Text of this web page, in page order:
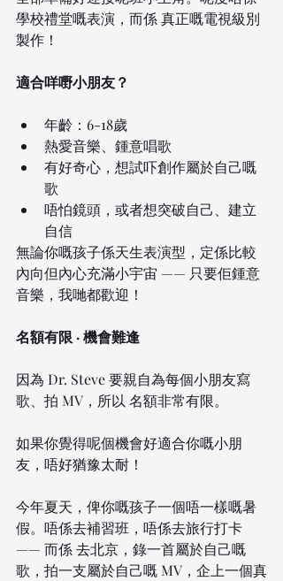
學校禮堂嘅表演，而係 真正嘅電視級別
製作！
適合咩嘢小朋友？
年齡：6-18歲
熱愛音樂、鍾意唱歌
有好奇心，想試吓創作屬於自己嘅
歌
唔怕鏡頭，或者想突破自己、建立
自信
無論你嘅孩子係天生表演型，定係比較
內向但內心充滿小宇宙 —— 只要佢鍾意
音樂，我哋都歡迎！
名額有限 · 機會難逢
因為 Dr. Steve 要親自為每個小朋友寫
歌、拍 MV，所以 名額非常有限。
如果你覺得呢個機會好適合你嘅小朋
友，唔好猶豫太耐！
今年夏天，俾你嘅孩子一個唔一樣嘅暑
假。唔係去補習班，唔係去旅行打卡
—— 而係 去北京，錄一首屬於自己嘅
歌，拍一支屬於自己嘅 MV，企上一個真